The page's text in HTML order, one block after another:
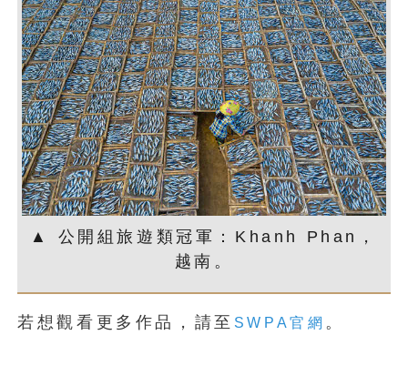
▲ 公開組旅遊類冠軍：Khanh Phan，
越南。
若想觀看更多作品，請至 SWPA官網 。